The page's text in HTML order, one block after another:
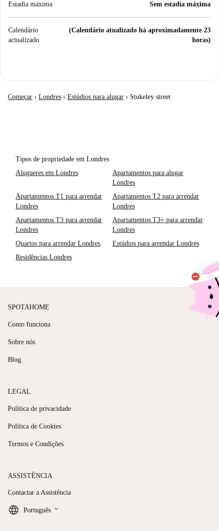
Estadia máxima Sem estadia máxima
Calendário
actualizado
(Calendário atualizado há aproximadamente 23
horas)
Começar › Londres › Estúdios para alugar › Stukeley street
Tipos de propriedade em Londres
Alugueres em Londres
Apartamentos para alugar
Londres
Apartamentos T1 para arrendar
Londres
Apartamentos T2 para arrendar
Londres
Apartamentos T3 para arrendar
Londres
Apartamentos T3+ para arrendar
Londres
Quartos para arrendar Londres
Estúdios para arrendar Londres
Residências Londres
SPOTAHOME
Como funciona
Sobre nós
Blog
LEGAL
Política de privacidade
Política de Cookies
Termos e Condições
ASSISTÊNCIA
Contactar a Assistência
Português keyboard_arrow_down